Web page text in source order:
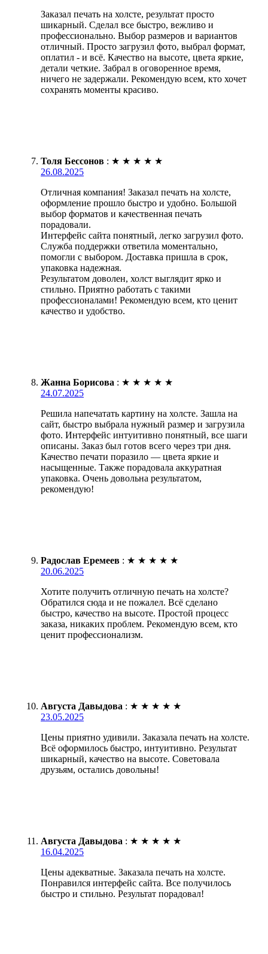
Заказал печать на холсте, результат просто
шикарный. Сделал все быстро, вежливо и
профессионально. Выбор размеров и вариантов
отличный. Просто загрузил фото, выбрал формат,
оплатил - и всё. Качество на высоте, цвета яркие,
детали четкие. Забрал в оговоренное время,
ничего не задержали. Рекомендую всем, кто хочет
сохранять моменты красиво.
Толя Бессонов : ★ ★ ★ ★ ★
26.08.2025
Отличная компания! Заказал печать на холсте,
оформление прошло быстро и удобно. Большой
выбор форматов и качественная печать
порадовали.
Интерфейс сайта понятный, легко загрузил фото.
Служба поддержки ответила моментально,
помогли с выбором. Доставка пришла в срок,
упаковка надежная.
Результатом доволен, холст выглядит ярко и
стильно. Приятно работать с такими
профессионалами! Рекомендую всем, кто ценит
качество и удобство.
Жанна Борисова : ★ ★ ★ ★ ★
24.07.2025
Решила напечатать картину на холсте. Зашла на
сайт, быстро выбрала нужный размер и загрузила
фото. Интерфейс интуитивно понятный, все шаги
описаны. Заказ был готов всего через три дня.
Качество печати поразило — цвета яркие и
насыщенные. Также порадовала аккуратная
упаковка. Очень довольна результатом,
рекомендую!
Радослав Еремеев : ★ ★ ★ ★ ★
20.06.2025
Хотите получить отличную печать на холсте?
Обратился сюда и не пожалел. Всё сделано
быстро, качество на высоте. Простой процесс
заказа, никаких проблем. Рекомендую всем, кто
ценит профессионализм.
Августа Давыдова : ★ ★ ★ ★ ★
23.05.2025
Цены приятно удивили. Заказала печать на холсте.
Всё оформилось быстро, интуитивно. Результат
шикарный, качество на высоте. Советовала
друзьям, остались довольны!
Августа Давыдова : ★ ★ ★ ★ ★
16.04.2025
Цены адекватные. Заказала печать на холсте.
Понравился интерфейс сайта. Все получилось
быстро и стильно. Результат порадовал!